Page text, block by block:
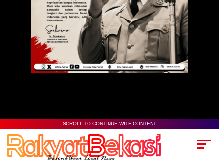
SCROLL TO CONTINUE WITH CONTENT